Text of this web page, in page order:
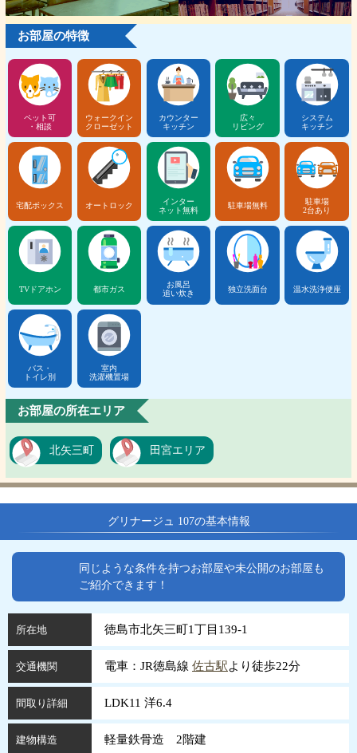
お部屋の特徴
ペット可
・相談
ウォークイン
クローゼット
カウンター
キッチン
広々
リビング
システム
キッチン
宅配ボックス オートロック
インター
ネット無料
駐車場無料
駐車場
2台あり
TVドアホン 都市ガス
お風呂
追い炊き
独立洗面台 温水洗浄便座
バス・
トイレ別
室内
洗濯機置場
お部屋の所在エリア
北矢三町 田宮エリア
グリナージュ 107の基本情報
同じような条件を持つお部屋や未公開のお部屋も
ご紹介できます！
所在地 徳島市北矢三町1丁目139-1
交通機関 電車：JR徳島線 佐古駅より徒歩22分
間取り詳細 LDK11 洋6.4
建物構造 軽量鉄骨造 2階建